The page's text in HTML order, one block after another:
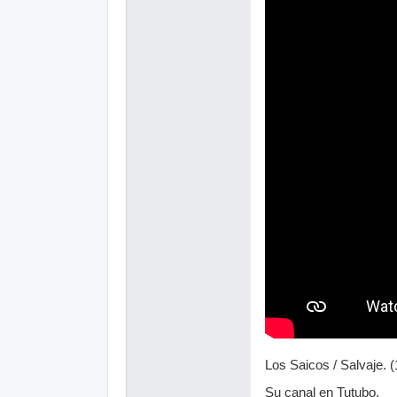
Los Saicos / Salvaje.
Su canal en Tutubo.